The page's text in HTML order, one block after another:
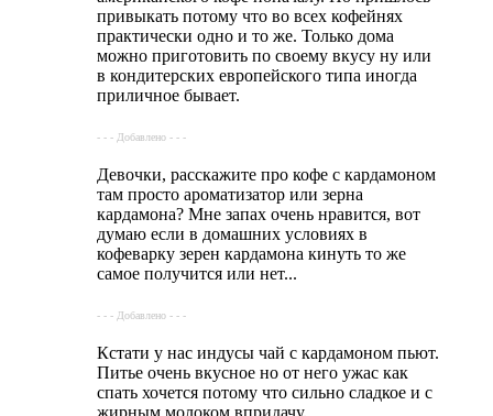
привыкать потому что во всех кофейнях
практически одно и то же. Только дома
можно приготовить по своему вкусу ну или
в кондитерских европейского типа иногда
приличное бывает.
- - - Добавлено - - -
Девочки, расскажите про кофе с кардамоном
там просто ароматизатор или зерна
кардамона? Мне запах очень нравится, вот
думаю если в домашних условиях в
кофеварку зерен кардамона кинуть то же
самое получится или нет...
- - - Добавлено - - -
Кстати у нас индусы чай с кардамоном пьют.
Питье очень вкусное но от него ужас как
спать хочется потому что сильно сладкое и с